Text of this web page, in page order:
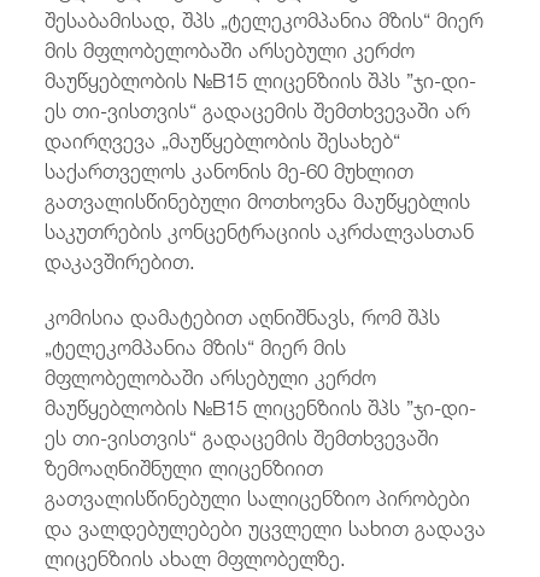
შესაბამისად, შპს „ტელეკომპანია მზის“ მიერ
მის მფლობელობაში არსებული კერძო
მაუწყებლობის №B15 ლიცენზიის შპს ”ჯი-დი-
ეს თი-ვისთვის“ გადაცემის შემთხვევაში არ
დაირღვევა „მაუწყებლობის შესახებ“
საქართველოს კანონის მე-60 მუხლით
გათვალისწინებული მოთხოვნა მაუწყებლის
საკუთრების კონცენტრაციის აკრძალვასთან
დაკავშირებით.
კომისია დამატებით აღნიშნავს, რომ შპს
„ტელეკომპანია მზის“ მიერ მის
მფლობელობაში არსებული კერძო
მაუწყებლობის №B15 ლიცენზიის შპს ”ჯი-დი-
ეს თი-ვისთვის“ გადაცემის შემთხვევაში
ზემოაღნიშნული ლიცენზიით
გათვალისწინებული სალიცენზიო პირობები
და ვალდებულებები უცვლელი სახით გადავა
ლიცენზიის ახალ მფლობელზე.